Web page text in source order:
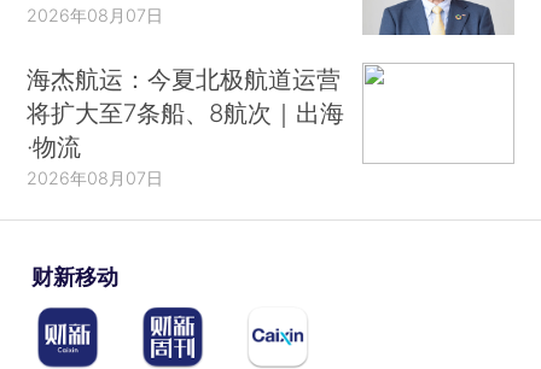
2026年08月07日
海杰航运：今夏北极航道运营
将扩大至7条船、8航次｜出海
·物流
2026年08月07日
财新移动